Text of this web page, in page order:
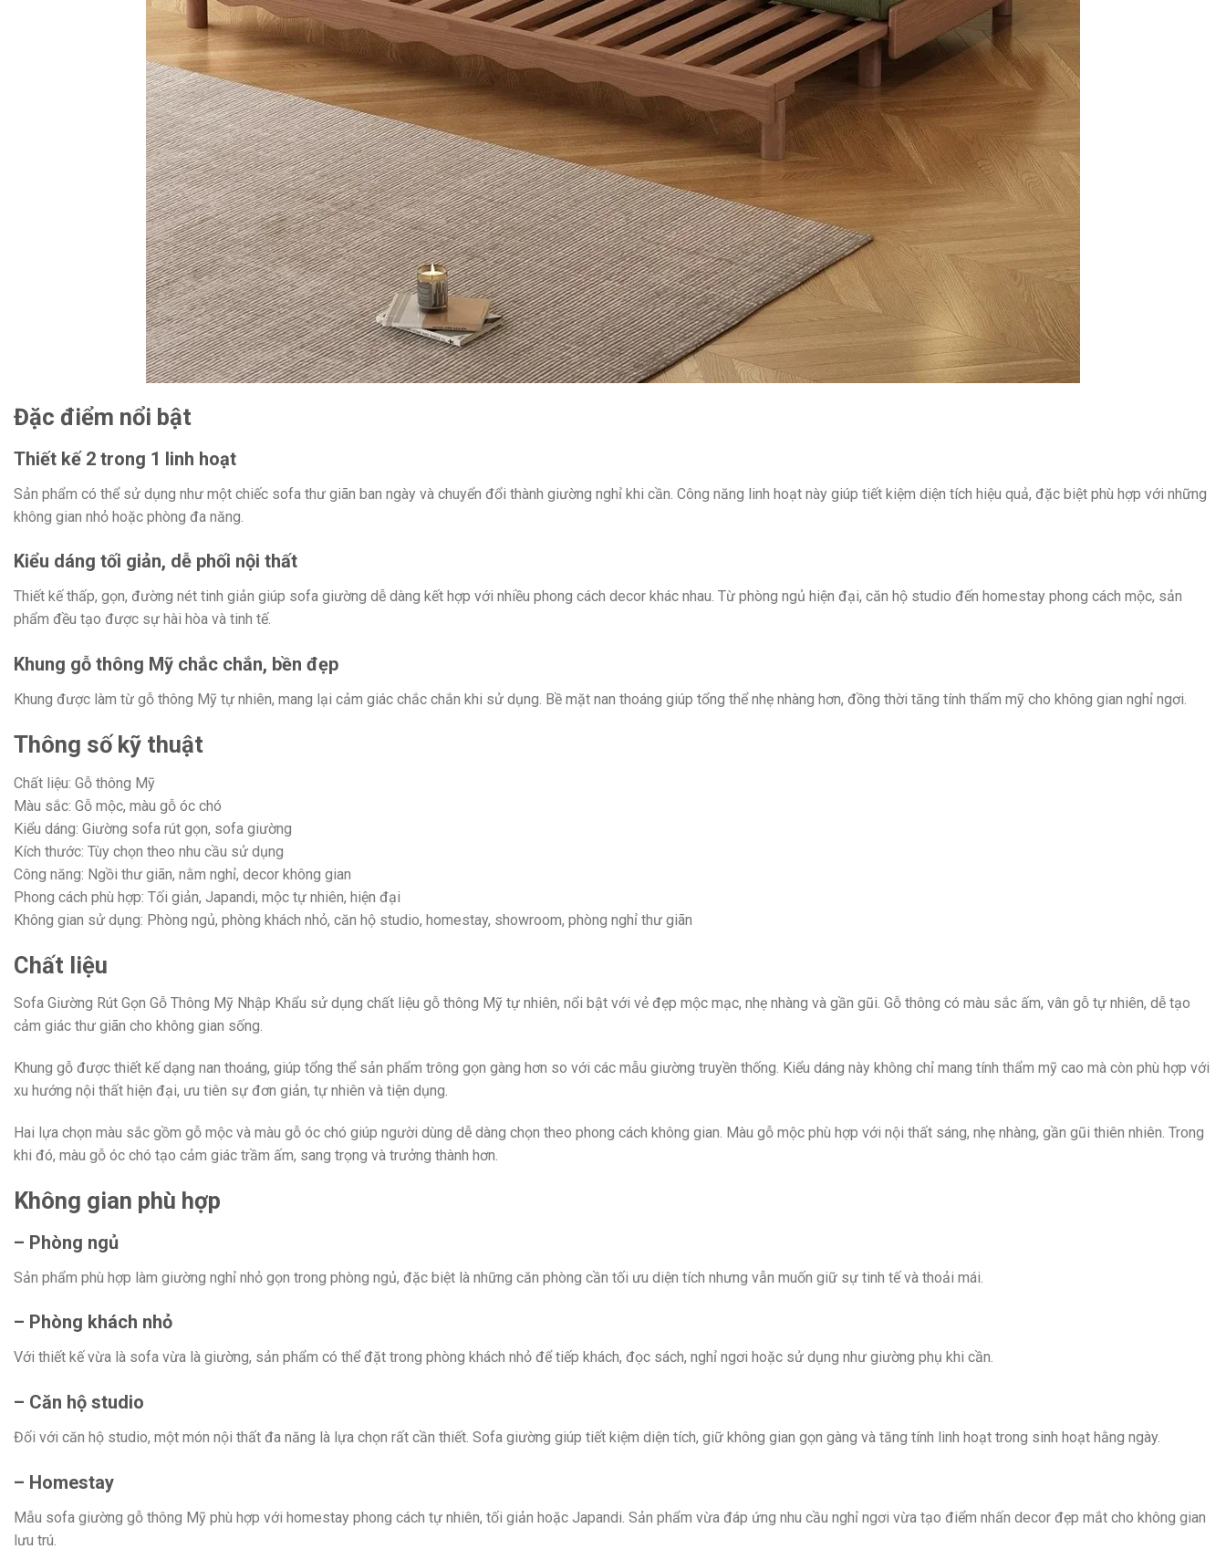
Đặc điểm nổi bật
Thiết kế 2 trong 1 linh hoạt
Sản phẩm có thể sử dụng như một chiếc sofa thư giãn ban ngày và chuyển đổi thành giường nghỉ khi cần. Công năng linh hoạt này giúp tiết kiệm diện tích hiệu quả, đặc biệt phù hợp với những
không gian nhỏ hoặc phòng đa năng.
Kiểu dáng tối giản, dễ phối nội thất
Thiết kế thấp, gọn, đường nét tinh giản giúp sofa giường dễ dàng kết hợp với nhiều phong cách decor khác nhau. Từ phòng ngủ hiện đại, căn hộ studio đến homestay phong cách mộc, sản
phẩm đều tạo được sự hài hòa và tinh tế.
Khung gỗ thông Mỹ chắc chắn, bền đẹp
Khung được làm từ gỗ thông Mỹ tự nhiên, mang lại cảm giác chắc chắn khi sử dụng. Bề mặt nan thoáng giúp tổng thể nhẹ nhàng hơn, đồng thời tăng tính thẩm mỹ cho không gian nghỉ ngơi.
Thông số kỹ thuật
Chất liệu: Gỗ thông Mỹ
Màu sắc: Gỗ mộc, màu gỗ óc chó
Kiểu dáng: Giường sofa rút gọn, sofa giường
Kích thước: Tùy chọn theo nhu cầu sử dụng
Công năng: Ngồi thư giãn, nằm nghỉ, decor không gian
Phong cách phù hợp: Tối giản, Japandi, mộc tự nhiên, hiện đại
Không gian sử dụng: Phòng ngủ, phòng khách nhỏ, căn hộ studio, homestay, showroom, phòng nghỉ thư giãn
Chất liệu
Sofa Giường Rút Gọn Gỗ Thông Mỹ Nhập Khẩu sử dụng chất liệu gỗ thông Mỹ tự nhiên, nổi bật với vẻ đẹp mộc mạc, nhẹ nhàng và gần gũi. Gỗ thông có màu sắc ấm, vân gỗ tự nhiên, dễ tạo
cảm giác thư giãn cho không gian sống.
Khung gỗ được thiết kế dạng nan thoáng, giúp tổng thể sản phẩm trông gọn gàng hơn so với các mẫu giường truyền thống. Kiểu dáng này không chỉ mang tính thẩm mỹ cao mà còn phù hợp với
xu hướng nội thất hiện đại, ưu tiên sự đơn giản, tự nhiên và tiện dụng.
Hai lựa chọn màu sắc gồm gỗ mộc và màu gỗ óc chó giúp người dùng dễ dàng chọn theo phong cách không gian. Màu gỗ mộc phù hợp với nội thất sáng, nhẹ nhàng, gần gũi thiên nhiên. Trong
khi đó, màu gỗ óc chó tạo cảm giác trầm ấm, sang trọng và trưởng thành hơn.
Không gian phù hợp
– Phòng ngủ
Sản phẩm phù hợp làm giường nghỉ nhỏ gọn trong phòng ngủ, đặc biệt là những căn phòng cần tối ưu diện tích nhưng vẫn muốn giữ sự tinh tế và thoải mái.
– Phòng khách nhỏ
Với thiết kế vừa là sofa vừa là giường, sản phẩm có thể đặt trong phòng khách nhỏ để tiếp khách, đọc sách, nghỉ ngơi hoặc sử dụng như giường phụ khi cần.
– Căn hộ studio
Đối với căn hộ studio, một món nội thất đa năng là lựa chọn rất cần thiết. Sofa giường giúp tiết kiệm diện tích, giữ không gian gọn gàng và tăng tính linh hoạt trong sinh hoạt hằng ngày.
– Homestay
Mẫu sofa giường gỗ thông Mỹ phù hợp với homestay phong cách tự nhiên, tối giản hoặc Japandi. Sản phẩm vừa đáp ứng nhu cầu nghỉ ngơi vừa tạo điểm nhấn decor đẹp mắt cho không gian
lưu trú.